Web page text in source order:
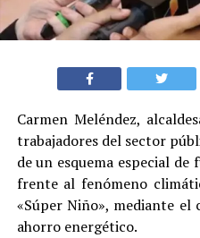
Carmen Meléndez,
trabajadores del sector
de un esquema especial
frente al fenómeno
«Súper Niño», mediante el
ahorro energético.